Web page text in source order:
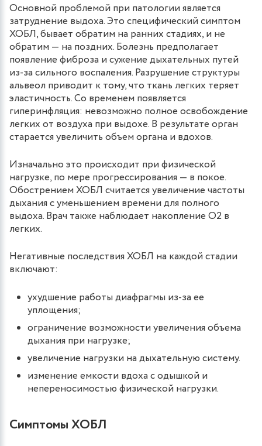
Основной проблемой при патологии является
затруднение выдоха. Это специфический симптом
ХОБЛ, бывает обратим на ранних стадиях, и не
обратим — на поздних. Болезнь предполагает
появление фиброза и сужение дыхательных путей
из-за сильного воспаления. Разрушение структуры
альвеол приводит к тому, что ткань легких теряет
эластичность. Со временем появляется
гиперинфляция: невозможно полное освобождение
легких от воздуха при выдохе. В результате орган
старается увеличить объем органа и вдохов.
Изначально это происходит при физической
нагрузке, по мере прогрессирования — в покое.
Обострением ХОБЛ считается увеличение частоты
дыхания с уменьшением времени для полного
выдоха. Врач также наблюдает накопление О2 в
легких.
Негативные последствия ХОБЛ на каждой стадии
включают:
ухудшение работы диафрагмы из-за ее
уплощения;
ограничение возможности увеличения объема
дыхания при нагрузке;
увеличение нагрузки на дыхательную систему.
изменение емкости вдоха с одышкой и
непереносимостью физической нагрузки.
Симптомы ХОБЛ